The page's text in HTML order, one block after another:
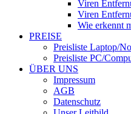
Viren
Viren
Wie erkennt
PREISE
Preisliste Laptop/
Preisliste PC/
ÜBER UNS
Impressum
AGB
Datenschutz